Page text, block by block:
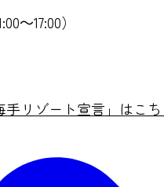
～17:00）
リゾート宣言」はこ